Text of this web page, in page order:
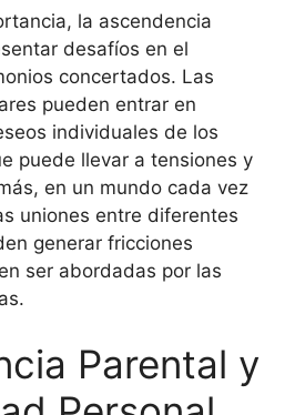
la ascendencia
desafíos en el
concertados. Las
pueden entrar en
individuales de los
puede llevar a tensiones y
en un mundo cada vez
uniones entre diferentes
generar fricciones
ser abordadas por las
Parental y